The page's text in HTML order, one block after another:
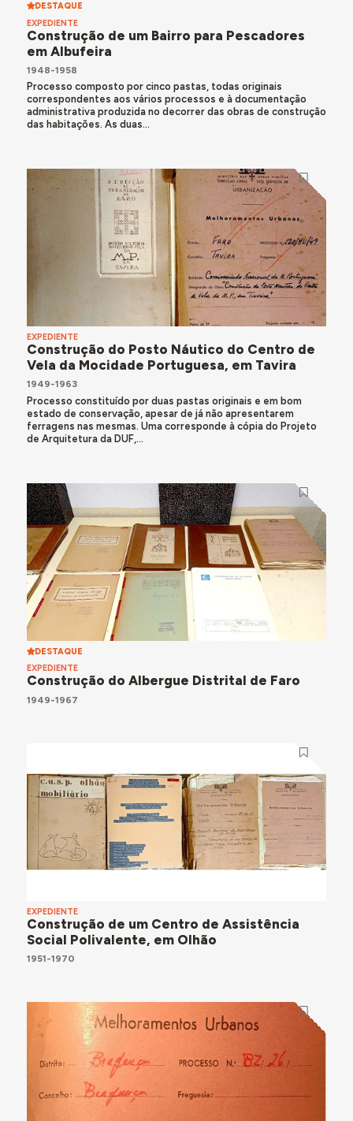
DESTAQUE
EXPEDIENTE
Construção de um Bairro para Pescadores
em Albufeira
1948-1958
Processo composto por cinco pastas, todas originais
correspondentes aos vários processos e à documentação
administrativa produzida no decorrer das obras de construção
das habitações. As duas...
EXPEDIENTE
Construção do Posto Náutico do Centro de
Vela da Mocidade Portuguesa, em Tavira
1949-1963
Processo constituído por duas pastas originais e em bom
estado de conservação, apesar de já não apresentarem
ferragens nas mesmas. Uma corresponde à cópia do Projeto
de Arquitetura da DUF,...
DESTAQUE
EXPEDIENTE
Construção do Albergue Distrital de Faro
1949-1967
EXPEDIENTE
Construção de um Centro de Assistência
Social Polivalente, em Olhão
1951-1970